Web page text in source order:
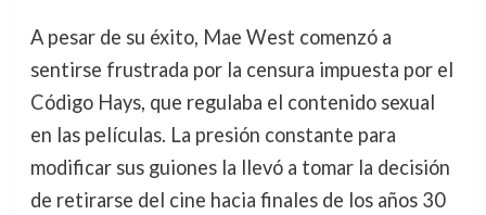
A pesar de su éxito, Mae West comenzó a
sentirse frustrada por la censura impuesta por el
Código Hays, que regulaba el contenido sexual
en las películas. La presión constante para
modificar sus guiones la llevó a tomar la decisión
de retirarse del cine hacia finales de los años 30